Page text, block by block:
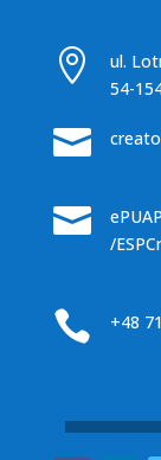

ul.
54-


/
 +48